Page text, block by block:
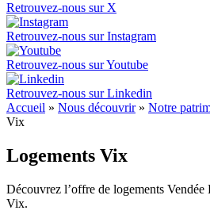
Retrouvez-nous sur X
Retrouvez-nous surInstagram
Retrouvez-nous surYoutube
Retrouvez-nous surLinkedin
Accueil » Nous découvrir» Notre
Vix
Logements Vix
Découvrez l’offre de logements
Vix.